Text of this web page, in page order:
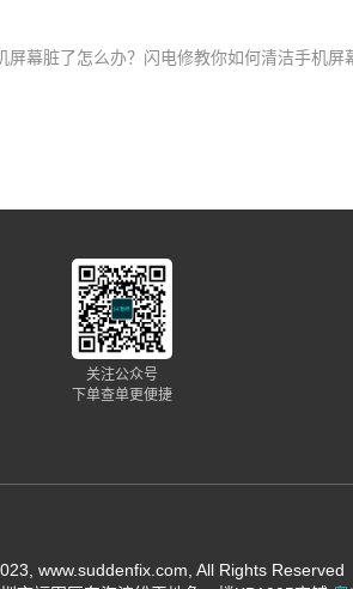
屏幕脏了怎么办？闪电修教你如何清洁手机屏
关注公众号
下单查单更便捷
www.suddenfix.com, All Rights Reserved